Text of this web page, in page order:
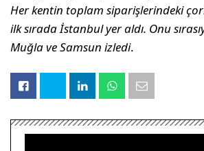
Her kentin toplam siparişlerindeki
ilk sırada İstanbul yer aldı. Onu
Muğla ve Samsun izledi.